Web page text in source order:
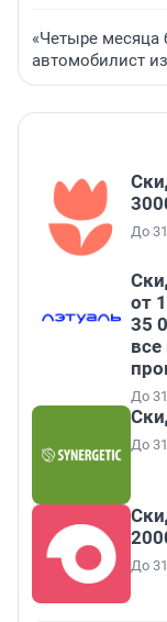
«Четыре месяца
автомобилист
До
от
35
До
До
До